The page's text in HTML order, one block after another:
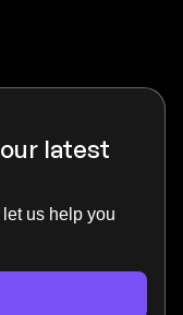
latest
us help you